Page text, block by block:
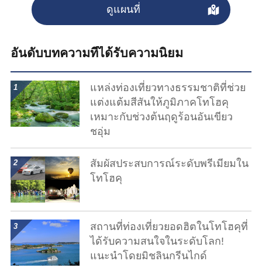
ดูแผนที่
อันดับบทความที่ได้รับความนิยม
แหล่งท่องเที่ยวทางธรรมชาติที่ช่วย
แต่งแต้มสีสันให้ภูมิภาคโทโฮคุ
เหมาะกับช่วงต้นฤดูร้อนอันเขียว
ชอุ่ม
show details
สัมผัสประสบการณ์ระดับพรีเมียมใน
โทโฮคุ
show details
สถานที่ท่องเที่ยวยอดฮิตในโทโฮคุที่
ได้รับความสนใจในระดับโลก!
แนะนำโดยมิชลินกรีนไกด์
show details